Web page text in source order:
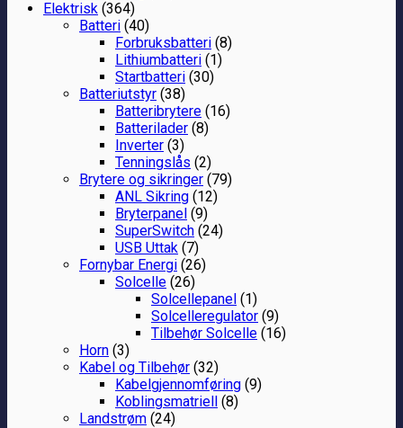
Elektrisk (364)
Batteri (40)
Forbruksbatteri (8)
Lithiumbatteri (1)
Startbatteri (30)
Batteriutstyr (38)
Batteribrytere (16)
Batterilader (8)
Inverter (3)
Tenningslås (2)
Brytere og sikringer (79)
ANL Sikring (12)
Bryterpanel (9)
SuperSwitch (24)
USB Uttak (7)
Fornybar Energi (26)
Solcelle (26)
Solcellepanel (1)
Solcelleregulator (9)
Tilbehør Solcelle (16)
Horn (3)
Kabel og Tilbehør (32)
Kabelgjennomføring (9)
Koblingsmatriell (8)
Landstrøm (24)